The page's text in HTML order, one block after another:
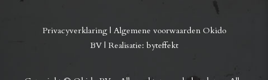
Privacyverklaring| Algemene voorwaarden Okido
BV| Realisatie: byteffekt